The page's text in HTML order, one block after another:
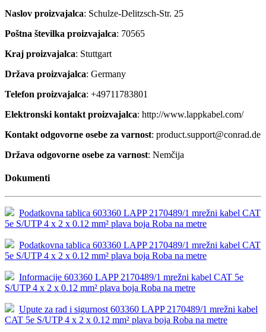
Naslov proizvajalca: Schulze-Delitzsch-Str. 25
Poštna številka proizvajalca: 70565
Kraj proizvajalca: Stuttgart
Država proizvajalca: Germany
Telefon proizvajalca: +49711783801
Elektronski kontakt proizvajalca: http://www.lappkabel.com/
Kontakt odgovorne osebe za varnost: product.support@conrad.de
Država odgovorne osebe za varnost: Nemčija
Dokumenti
Podatkovna tablica 603360 LAPP 2170489/1 mrežni kabel CAT
5e S/UTP 4 x 2 x 0.12 mm² plava boja Roba na metre
Podatkovna tablica 603360 LAPP 2170489/1 mrežni kabel CAT
5e S/UTP 4 x 2 x 0.12 mm² plava boja Roba na metre
Informacije 603360 LAPP 2170489/1 mrežni kabel CAT 5e
S/UTP 4 x 2 x 0.12 mm² plava boja Roba na metre
Upute za rad i sigurnost 603360 LAPP 2170489/1 mrežni kabel
CAT 5e S/UTP 4 x 2 x 0.12 mm² plava boja Roba na metre